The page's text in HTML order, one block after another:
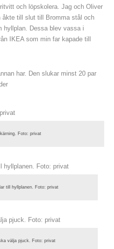
och löpskolera. Jag och Oliver
åkte till slut till Bromma stål och
hyllplan. Dessa blev vassa i
IKEA som min far kapade till
har. Den slukar minst 20 par
Foto: privat
till hyllplanen. Foto: privat
välja pjuck. Foto: privat